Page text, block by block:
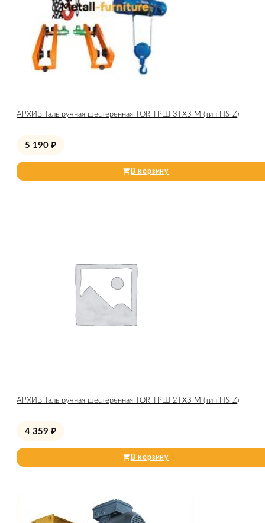
АРХИВ Таль ручная шестеренная TOR ТРШ 3ТХ3 М (тип HS-Z)
5 190 ₽
В корзину
АРХИВ Таль ручная шестеренная TOR ТРШ 2ТХ3 М (тип HS-Z)
4 359 ₽
В корзину